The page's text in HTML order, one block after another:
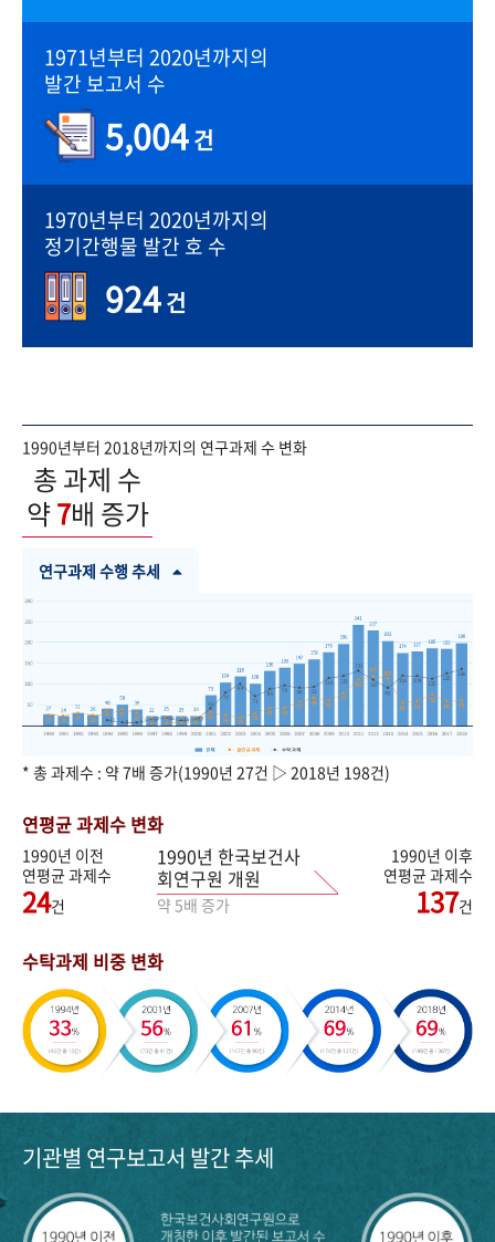
1971년부터 2020년까지의
발간 보고서 수
5,004건
1970년부터 2020년까지의
정기간행물 발간 호 수
924건
1990년부터 2018년까지의 연구과제 수 변화
총 과제 수
약7배 증가
연구과제 수행 추세
* 총 과제수 : 약 7배 증가(1990년 27건 ▷ 2018년 198건)
연평균 과제수 변화
1990년 이전
연평균 과제수
24건
1990년 한국보건사
회연구원 개원
약 5배 증가
1990년 이후
연평균 과제수
137건
수탁과제 비중 변화
기관별 연구보고서 발간 추세